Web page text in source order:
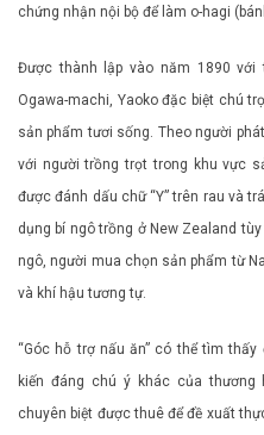
chứng nhận nội bộ để làm o-hagi
Được thành lập vào năm 1890
Ogawa-machi, Yaoko đặc biệt chú
sản phẩm tươi sống. Theo người
với người trồng trọt trong khu vực
được đánh dấu chữ “Y” trên rau và
dụng bí ngô trồng ở New Zealand
ngô, người mua chọn sản phẩm từ
và khí hậu tương tự.
“Góc hỗ trợ nấu ăn” có thể tìm
kiến ​​đáng chú ý khác của thương
chuyên biệt được thuê để đề xuất